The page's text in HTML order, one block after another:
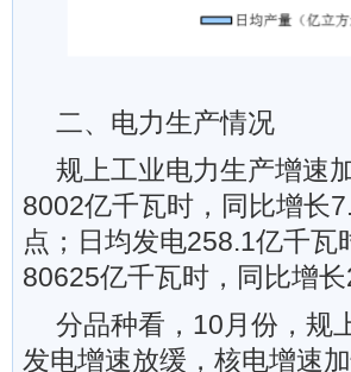
二、电力生产情况
规上工业电力生产增速
8002亿千瓦时，同比增长
点；日均发电258.1亿千
80625亿千瓦时，同比增长
分品种看，10月份，规
发电增速放缓，核电增速